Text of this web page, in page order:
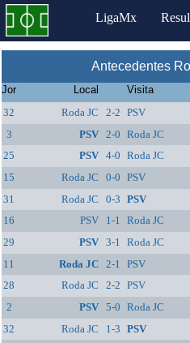
LigaMx
Antecedentes
Jor Local Visita
32
Roda JC 2-2 PSV
3
PSV 2-0 Roda JC
25
PSV 4-0 Roda JC
15
Roda JC 0-0 PSV
31
Roda JC 0-3 PSV
16
PSV 1-1 Roda JC
29
PSV 3-1 Roda JC
11
Roda JC 2-1 PSV
28
Roda JC 2-2 PSV
2
PSV 5-0 Roda JC
32
Roda JC 1-3 PSV